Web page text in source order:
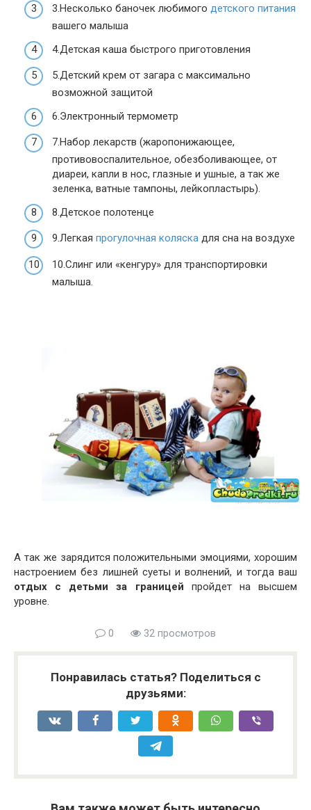
3.Несколько баночек любимого детского питания
вашего малыша
4.Детская каша быстрого приготовления
5.Детский крем от загара с максимально
возможной защитой
6.Электронный термометр
7.Набор лекарств (жаропонижающее,
противовоспалительное, обезболивающее, от
диареи, капли в нос, глазные и ушные, а так же
зеленка, ватные тампоны, лейкопластырь).
8.Детское полотенце
9.Легкая прогулочная коляска для сна на воздухе
10.Слинг или «кенгуру» для транспортировки
малыша.
А так же зарядится положительными эмоциями, хорошим
настроением без лишней суеты и волнений, и тогда ваш
отдых с детьми
за границей пройдет на высшем
уровне.
0 32 просмотров
Понравилась статья? Поделиться с
друзьями: